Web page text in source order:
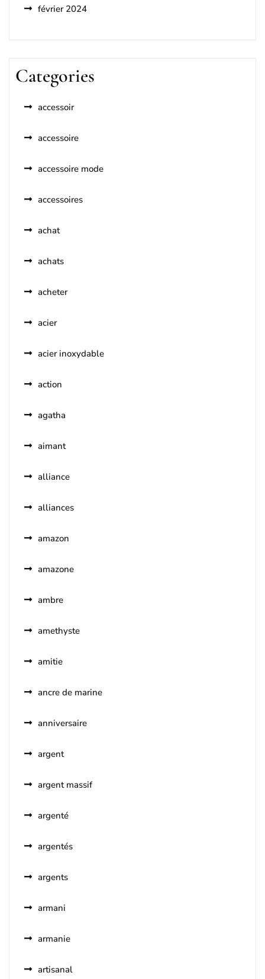
février 2024
Categories
accessoir
accessoire
accessoire mode
accessoires
achat
achats
acheter
acier
acier inoxydable
action
agatha
aimant
alliance
alliances
amazon
amazone
ambre
amethyste
amitie
ancre de marine
anniversaire
argent
argent massif
argenté
argentés
argents
armani
armanie
artisanal